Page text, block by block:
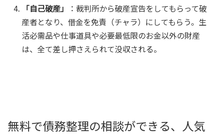
「自己破産」
：裁判所から破産宣告をしてもらって破
産者となり、借金を免責（チャラ）にしてもらう。生
活必需品や仕事道具や必要最低限のお金以外の財産
は、全て差し押さえられて没収される。
無料で債務整理の相談ができる、人気